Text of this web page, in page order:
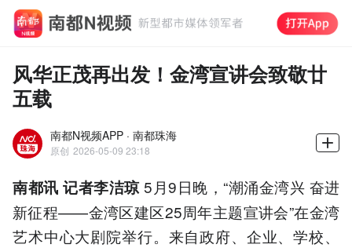
风华正茂再出发！金湾宣讲会致敬廿
五载
南都N视频APP · 南都珠海
原创 2026-05-09 23:18
南都讯 记者李洁琼5月9日晚，“潮涌金湾兴 奋进
新征程——金湾区建区25周年主题宣讲会”在金湾
艺术中心大剧院举行。来自政府、企业、学校、